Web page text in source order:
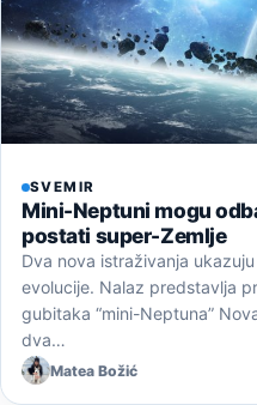
SVEMIR
Mini-Neptuni mogu
postati super-Zemlje
Dva nova istraživanja
evolucije. Nalaz predstavlja
gubitaka “mini-Neptuna”
dva…
Matea Božić